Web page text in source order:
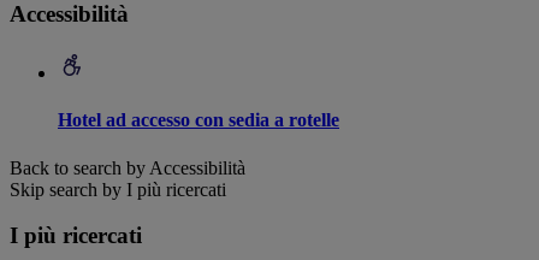
Accessibilità
Hotel ad accesso con sedia a rotelle
Back to search by Accessibilità
Skip search by I più ricercati
I più ricercati